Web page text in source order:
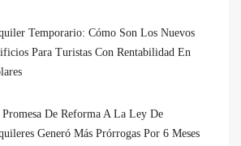
Temporario: Cómo Son Los Nuevos
Para Turistas Con Rentabilidad En
De Reforma A La Ley De
Generó Más Prórrogas Por 6 Meses